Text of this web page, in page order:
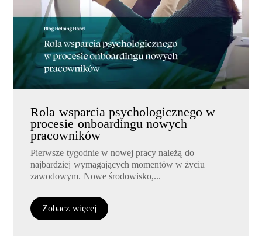
Rola wsparcia psychologicznego w
procesie onboardingu nowych
pracowników
Pierwsze tygodnie w nowej pracy należą do
najbardziej wymagających momentów w życiu
zawodowym. Nowe środowisko,...
Zobacz więcej